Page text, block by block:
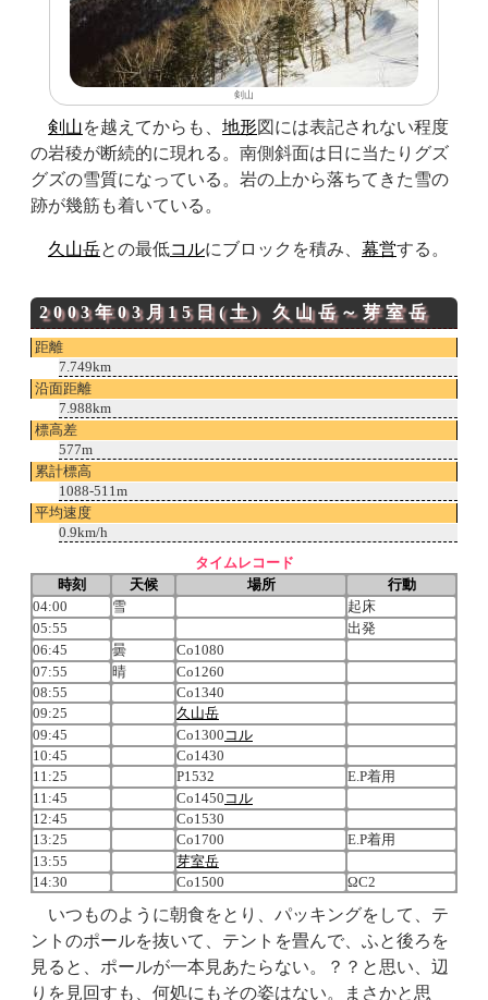
剣山
剣山を越えてからも、 地形図には表記されない程度
の岩稜が断続的に現れる。南側斜面は日に当たりグズ
グズの雪質になっている。岩の上から落ちてきた雪の
跡が幾筋も着いている。
久山岳との最低コルにブロックを積み、 幕営する。
2003年03月15日(土) 久山岳～芽室岳
距離
7.749km
沿面距離
7.988km
標高差
577m
累計標高
1088-511m
平均速度
0.9km/h
タイムレコード
時刻
天候 場所
行動
04:00
雪
起床
05:55
出発
06:45
曇
Co1080
07:55
晴
Co1260
08:55
Co1340
09:25
久山岳
09:45
Co1300 コル
10:45
Co1430
11:25
P1532
E.P着用
11:45
Co1450 コル
12:45
Co1530
13:25
Co1700
E.P着用
13:55
芽室岳
14:30
Co1500 ΩC2
いつものように朝食をとり、パッキングをして、テ
ントのポールを抜いて、テントを畳んで、ふと後ろを
見ると、ポールが一本見あたらない。？？と思い、辺
りを見回すも、何処にもその姿はない。まさかと思